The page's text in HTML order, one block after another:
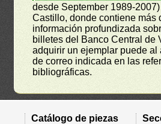
desde September 1989-
Castillo, donde contiene más
información profundizada
billetes del Banco Central de
adquirir un ejemplar puede al
de correo indicada en las
bibliográficas.
Catálogo de piezas